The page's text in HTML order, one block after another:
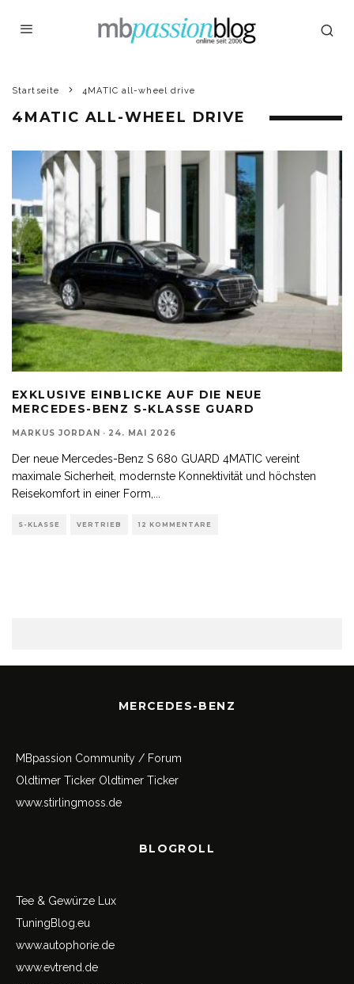
Startseite 4MATIC all-wheel drive
4MATIC ALL-WHEEL DRIVE
EXKLUSIVE EINBLICKE AUF DIE NEUE
MERCEDES-BENZ S-KLASSE GUARD
MARKUS JORDAN · 24. MAI 2026
Der neue Mercedes-Benz S 680 GUARD 4MATIC vereint
maximale Sicherheit, modernste Konnektivität und höchsten
Reisekomfort in einer Form,
S-KLASSE VERTRIEB 12 KOMMENTARE
MERCEDES-BENZ
MBpassion Community / Forum
Oldtimer Ticker Oldtimer Ticker
www.stirlingmoss.de
BLOGROLL
Tee & Gewürze Lux
TuningBlog.eu
www.autophorie.de
www.evtrend.de